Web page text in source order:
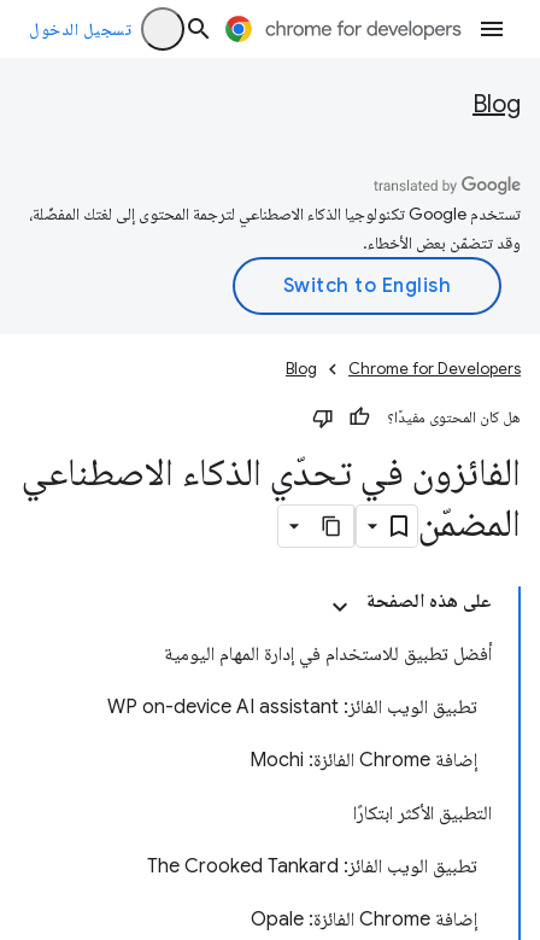
تسجيل الدخول
Blog
تستخدم Google تكنولوجيا الذكاء الاصطناعي لترجمة المحتوى إلى لغتك المفضّلة،
وقد تتضمّن بعض الأخطاء.
Chrome for Developers
Blog
هل كان المحتوى مفيدًا؟
الفائزون في تحدّي الذكاء الاصطناعي
المضمّن
على هذه الصفحة
أفضل تطبيق للاستخدام في إدارة المهام اليومية
تطبيق الويب الفائز: WP on-device AI assistant
إضافة Chrome الفائزة: Mochi
التطبيق الأكثر ابتكارًا
تطبيق الويب الفائز: The Crooked Tankard
إضافة Chrome الفائزة: Opale